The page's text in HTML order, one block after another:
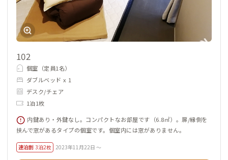
102
個室（定員1名）
ダブルベッド x 1
デスク/チェア
1泊1枚
内鍵あり・外鍵なし。コンパクトなお部屋です（6.8㎡）。扉/縁側を
挟んで窓があるタイプの個室です。個室内には窓がありません。
連泊割 3泊2枚 2023年11月22日 ～